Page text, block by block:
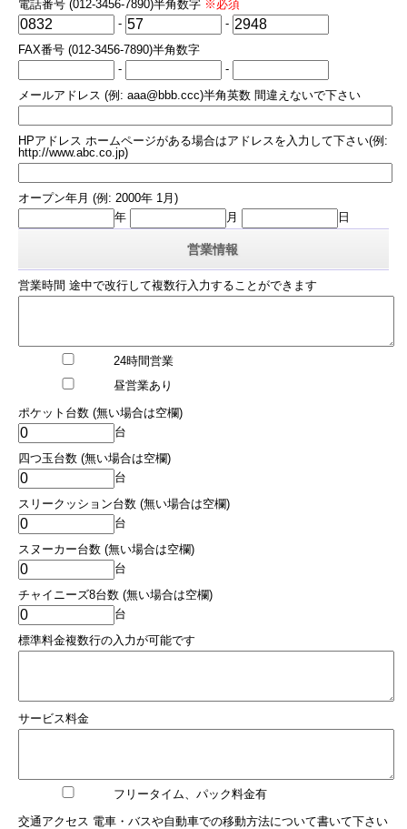
電話番号 (012-3456-7890)半角数字 ※必須
-
-
FAX番号 (012-3456-7890)半角数字
-
-
メールアドレス (例: aaa@bbb.ccc)半角英数 間違えないで下さい
HPアドレス ホームページがある場合はアドレスを入力して下さい(例:
http://www.abc.co.jp)
オープン年月 (例: 2000年 1月)
年
月 日
営業情報
営業時間 途中で改行して複数行入力することができます
24時間営業
昼営業あり
ポケット台数 (無い場合は空欄)
台
四つ玉台数 (無い場合は空欄)
台
スリークッション台数 (無い場合は空欄)
台
スヌーカー台数 (無い場合は空欄)
台
チャイニーズ8台数 (無い場合は空欄)
台
標準料金複数行の入力が可能です
サービス料金
フリータイム、パック料金有
交通アクセス 電車・バスや自動車での移動方法について書いて下さい